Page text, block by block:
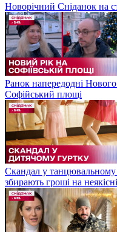
Новорічний Сніданок на
Ранок напередодні
Софійський площі
Скандал у танцювальному
збирають гроші на